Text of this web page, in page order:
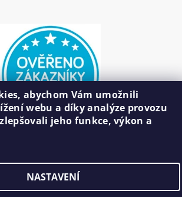
BIŽUTERIE, všechna práva vyhrazena
Vytvořil Shoptet
abychom Vám umožnili
webu a díky analýze provozu
jeho funkce, výkon a
NASTAVENÍ